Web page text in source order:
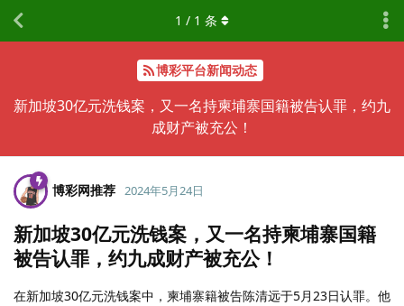
博彩平台新闻动态
新加坡30亿元洗钱案，又一名持柬埔寨国籍被告认罪，约九
成财产被充公！
1 / 1 条
博彩网推荐 2024年5月24日
新加坡30亿元洗钱案，又一名持柬埔寨国籍
被告认罪，约九成财产被充公！
在新加坡30亿元洗钱案中，柬埔寨籍被告陈清远于5月23日认罪。他